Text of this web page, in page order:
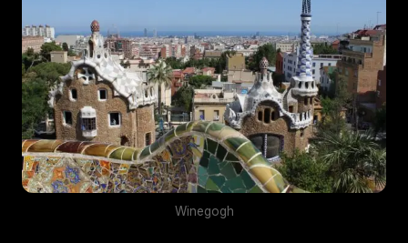
Winegogh